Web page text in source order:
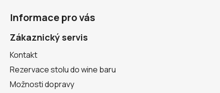
Informace pro vás
Zákaznický servis
Kontakt
Rezervace stolu do wine baru
Možnosti dopravy